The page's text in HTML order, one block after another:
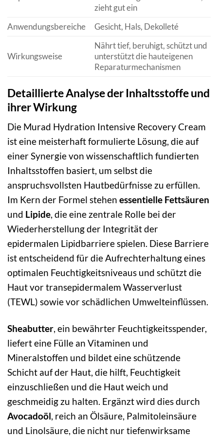
zieht gut ein
Anwendungsbereiche
Gesicht, Hals, Dekolleté
Wirkungsweise
Nährt tief, beruhigt, schützt und
unterstützt die hauteigenen
Reparaturmechanismen
Detaillierte Analyse der Inhaltsstoffe und
ihrer Wirkung
Die Murad Hydration Intensive Recovery Cream
ist eine meisterhaft formulierte Lösung, die auf
einer Synergie von wissenschaftlich fundierten
Inhaltsstoffen basiert, um selbst die
anspruchsvollsten Hautbedürfnisse zu erfüllen.
Im Kern der Formel stehen essentielle Fettsäuren
und Lipide, die eine zentrale Rolle bei der
Wiederherstellung der Integrität der
epidermalen Lipidbarriere spielen. Diese Barriere
ist entscheidend für die Aufrechterhaltung eines
optimalen Feuchtigkeitsniveaus und schützt die
Haut vor transepidermalem Wasserverlust
(TEWL) sowie vor schädlichen Umwelteinflüssen.
Sheabutter, ein bewährter Feuchtigkeitsspender,
liefert eine Fülle an Vitaminen und
Mineralstoffen und bildet eine schützende
Schicht auf der Haut, die hilft, Feuchtigkeit
einzuschließen und die Haut weich und
geschmeidig zu halten. Ergänzt wird dies durch
Avocadoöl, reich an Ölsäure, Palmitoleinsäure
und Linolsäure, die nicht nur tiefenwirksame